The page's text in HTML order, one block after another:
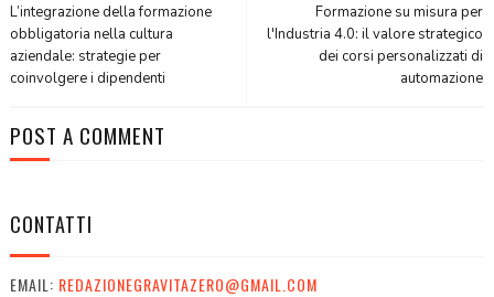
Formazione su misura per
l'Industria 4.0: il valore strategico
dei corsi personalizzati di
automazione
L’integrazione della formazione
obbligatoria nella cultura
aziendale: strategie per
coinvolgere i dipendenti
POST A COMMENT
CONTATTI
EMAIL: REDAZIONEGRAVITAZERO@GMAIL.COM